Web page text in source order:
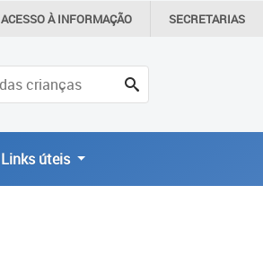
ACESSO ÀINFORMAÇÃO SECRETARIAS
Links úteis